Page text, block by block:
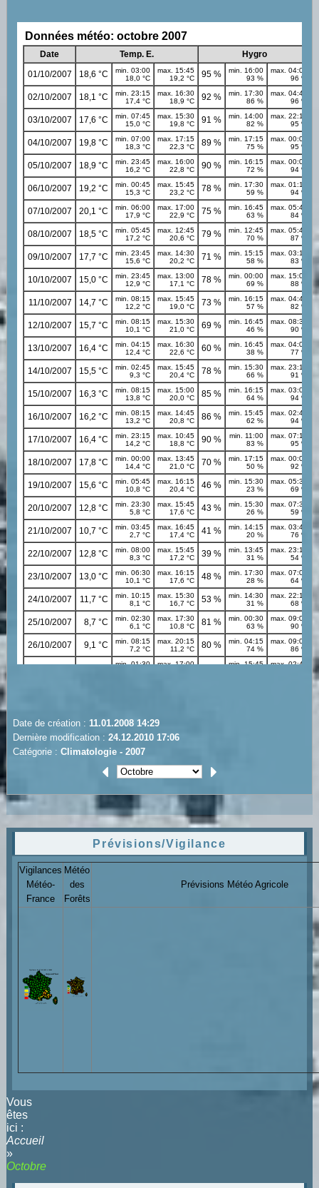
Date de création : 11.01.2008 14:29
Dernière modification : 24.12.2010 17:06
Catégorie : Climatologie - 2007
Prévisions/Vigilance
Vigilances
Météo-
France
Météo
des
Forêts
Prévisions Météo Agricole
Vous
êtes
ici :
Accueil
»
Octobre